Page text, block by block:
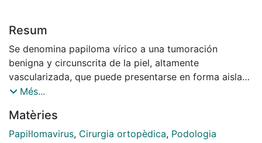
Resum
Se denomina papiloma vírico a una tumoración
benigna y circunscrita de la piel, altamente
vascularizada, que puede presentarse en forma aislada
o múltiple. El agente causante es el Papova virus.
Més...
Matèries
Papil·lomavirus, Cirurgia ortopèdica, Podologia